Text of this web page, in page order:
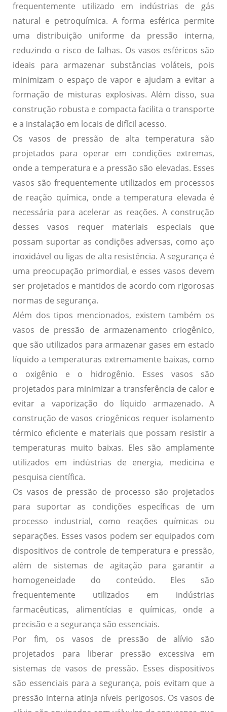
frequentemente utilizado em indústrias de gás
natural e petroquímica. A forma esférica permite
uma distribuição uniforme da pressão interna,
reduzindo o risco de falhas. Os vasos esféricos são
ideais para armazenar substâncias voláteis, pois
minimizam o espaço de vapor e ajudam a evitar a
formação de misturas explosivas. Além disso, sua
construção robusta e compacta facilita o transporte
e a instalação em locais de difícil acesso.
Os vasos de pressão de alta temperatura são
projetados para operar em condições extremas,
onde a temperatura e a pressão são elevadas. Esses
vasos são frequentemente utilizados em processos
de reação química, onde a temperatura elevada é
necessária para acelerar as reações. A construção
desses vasos requer materiais especiais que
possam suportar as condições adversas, como aço
inoxidável ou ligas de alta resistência. A segurança é
uma preocupação primordial, e esses vasos devem
ser projetados e mantidos de acordo com rigorosas
normas de segurança.
Além dos tipos mencionados, existem também os
vasos de pressão de armazenamento criogênico,
que são utilizados para armazenar gases em estado
líquido a temperaturas extremamente baixas, como
o oxigênio e o hidrogênio. Esses vasos são
projetados para minimizar a transferência de calor e
evitar a vaporização do líquido armazenado. A
construção de vasos criogênicos requer isolamento
térmico eficiente e materiais que possam resistir a
temperaturas muito baixas. Eles são amplamente
utilizados em indústrias de energia, medicina e
pesquisa científica.
Os vasos de pressão de processo são projetados
para suportar as condições específicas de um
processo industrial, como reações químicas ou
separações. Esses vasos podem ser equipados com
dispositivos de controle de temperatura e pressão,
além de sistemas de agitação para garantir a
homogeneidade do conteúdo. Eles são
frequentemente utilizados em indústrias
farmacêuticas, alimentícias e químicas, onde a
precisão e a segurança são essenciais.
Por fim, os vasos de pressão de alívio são
projetados para liberar pressão excessiva em
sistemas de vasos de pressão. Esses dispositivos
são essenciais para a segurança, pois evitam que a
pressão interna atinja níveis perigosos. Os vasos de